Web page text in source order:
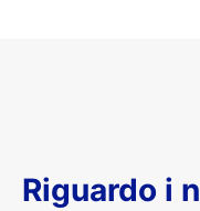
Riguardo i